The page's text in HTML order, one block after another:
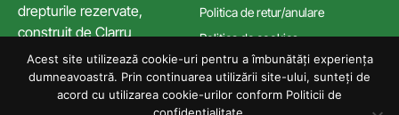
Politica de retur/anulare
Politica de cookies
Poltica de confidențialitate
Termeni și Condiții
drepturile rezervate,
construit de Clarru
Acest site utilizează cookie-uri pentru a îmbunătăți experiența
dumneavoastră. Prin continuarea utilizării site-ului, sunteți de
acord cu utilizarea cookie-urilor conform Politicii de